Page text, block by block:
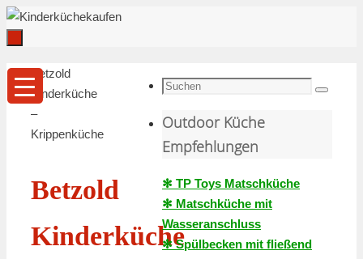
Zum
Inhalt
springen
Start
Betzold
Kinderküche
–
Krippenküche
Betzold
Kinderküche
Suche
Suchen
Outdoor Küche
Empfehlungen
✻ TP Toys Matschküche
✻ Matschküche mit
Wasseranschluss
✻ Spülbecken mit fließend